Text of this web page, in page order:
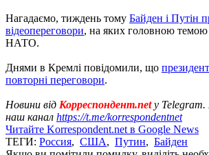
Нагадаємо, тиждень тому Байден і Путін
відеопереговори, на яких головною темою
НАТО.
Днями в Кремлі повідомили, що
повторні переговори.
Новини від Корреспондент.netу Telegram.
наш канал https://t.me/korrespondentnet
Читайте Korrespondent.net в Google News
ТЕГИ: Россия, США, Путин, Байден